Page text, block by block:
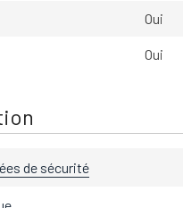
Oui
Oui
de sécurité